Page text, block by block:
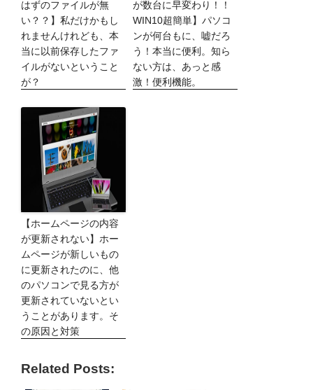
はずのファイルが無
い？？】私だけかもし
れませんけれども、本
当に以前保存したファ
イルがないということ
が？
が数台に早変わり！！
WIN10超簡単】パソコ
ンが何台もに、嘘だろ
う！本当に便利。知ら
ない方は、あっと感
激！便利機能。
【ホームページの内容
が更新されない】ホー
ムページが新しいもの
に更新されたのに、他
のパソコンで見る方が
更新されていないとい
うことがあります。そ
の原因と対策
Related Posts: